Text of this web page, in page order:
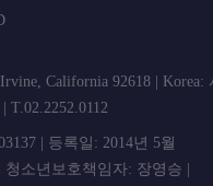
PEDIEN co.,
California 92618 | Korea:
T.02.2252.0112
| 등록일: 2014년 5월
소년보호책임자: 장영승 |